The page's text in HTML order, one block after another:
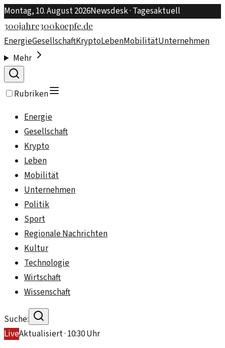
Montag, 10. August 2026Newsdesk · Tagesaktuell
300jahre300koepfe.de
EnergieGesellschaftKryptoLebenMobilitätUnternehmen
Mehr
Rubriken
Energie
Gesellschaft
Krypto
Leben
Mobilität
Unternehmen
Politik
Sport
Regionale Nachrichten
Kultur
Technologie
Wirtschaft
Wissenschaft
Suche:
LiveAktualisiert · 10:30Uhr